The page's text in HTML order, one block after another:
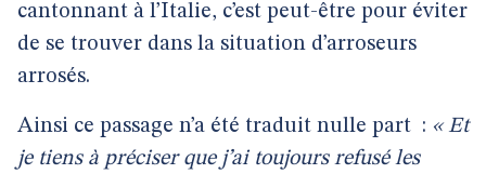
cantonnant à l’Italie, c’est peut-être pour éviter
de se trouver dans la situation d’arroseurs
arrosés.
Ainsi ce passage n’a été traduit nulle part : « Et
je tiens à préciser que j’ai toujours refusé les